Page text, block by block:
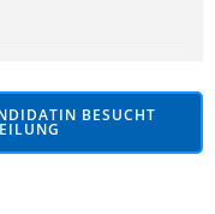
BESUCHT